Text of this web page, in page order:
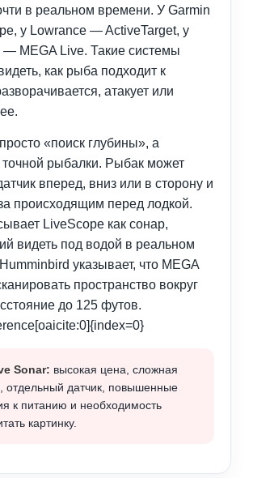
в реальном времени. У Garmin
у Lowrance — ActiveTarget, у
— MEGA Live. Такие системы
как рыба подходит к
атакует или
«поиск глубины», а
точной рыбалки. Рыбак может
вперед, вниз или в сторону и
происходящим перед лодкой.
LiveScope как сонар,
видеть под водой в реальном
указывает, что MEGA
пространство вокруг
до 125 футов.
Sonar: высокая цена, сложная
отдельный датчик, повышенные
к питанию и необходимость
картинку.